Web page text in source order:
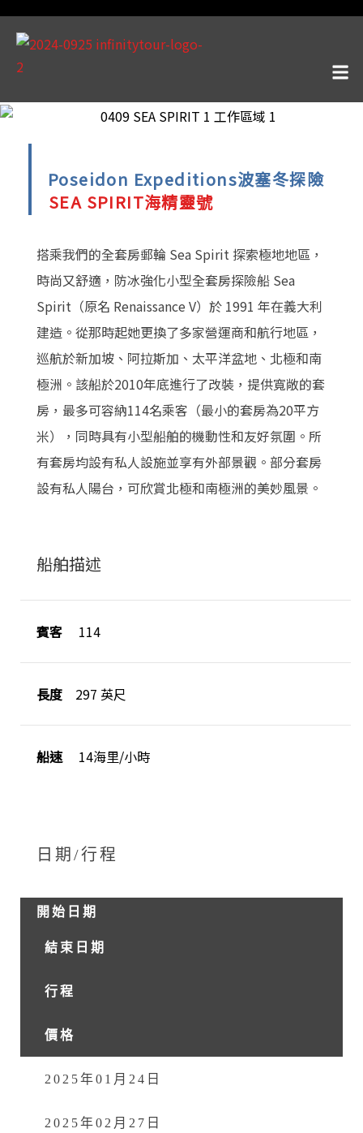
Poseidon Expeditions波塞冬探險
SEA SPIRIT海精靈號
搭乘我們的全套房郵輪 Sea Spirit 探索極地地區，
時尚又舒適，防冰強化小型全套房探險船 Sea
Spirit（原名 Renaissance V）於 1991 年在義大利
建造。從那時起她更換了多家營運商和航行地區，
巡航於新加坡、阿拉斯加、太平洋盆地、北極和南
極洲。該船於2010年底進行了改裝，提供寬敞的套
房，最多可容納114名乘客（最小的套房為20平方
米），同時具有小型船舶的機動性和友好氛圍。所
有套房均設有私人設施並享有外部景觀。部分套房
設有私人陽台，可欣賞北極和南極洲的美妙風景。
船舶描述
賓客 114
長度 297 英尺
船速14海里/小時
日期/行程
開始日期
結束日期
行程
價格
2025年01月24日
2025年02月27日